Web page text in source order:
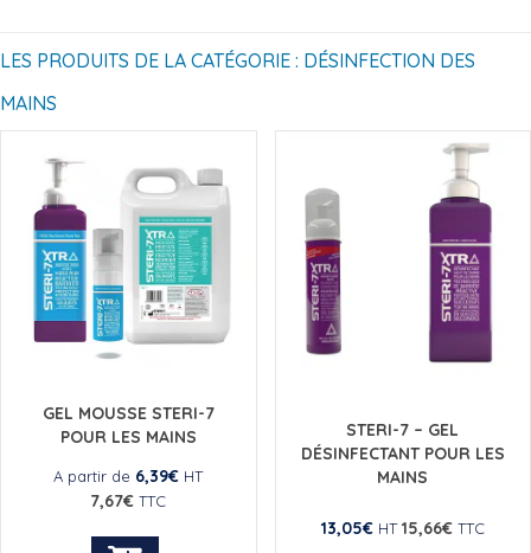
LES PRODUITS DE LA CATÉGORIE : DÉSINFECTION DES
MAINS
GEL MOUSSE STERI-7
POUR LES MAINS
A partir de 6,39€ HT
7,67€ TTC
STERI-7 – GEL
DÉSINFECTANT POUR LES
MAINS
13,05€ HT 15,66€ TTC